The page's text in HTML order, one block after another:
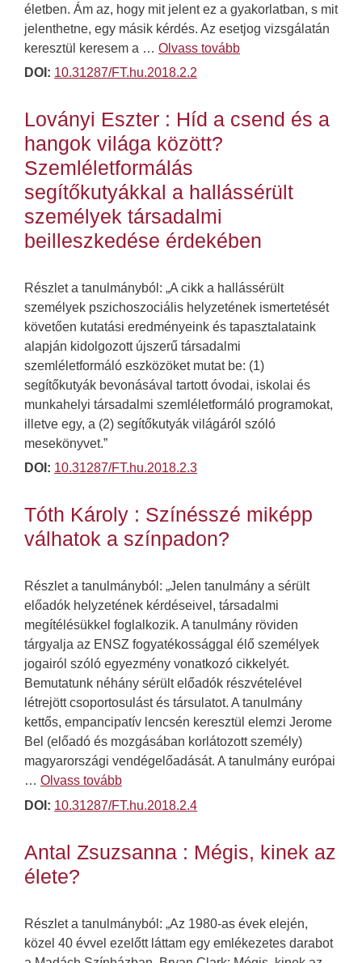
életben. Ám az, hogy mit jelent ez a gyakorlatban, s mit
jelenthetne, egy másik kérdés. Az esetjog vizsgálatán
keresztül keresem a … Olvass tovább
DOI: 10.31287/FT.hu.2018.2.2
Loványi Eszter : Híd a csend és a
hangok világa között?
Szemléletformálás
segítőkutyákkal a hallássérült
személyek társadalmi
beilleszkedése érdekében
Részlet a tanulmányból: „A cikk a hallássérült
személyek pszichoszociális helyzetének ismertetését
követően kutatási eredményeink és tapasztalataink
alapján kidolgozott újszerű társadalmi
szemléletformáló eszközöket mutat be: (1)
segítőkutyák bevonásával tartott óvodai, iskolai és
munkahelyi társadalmi szemléletformáló programokat,
illetve egy, a (2) segítőkutyák világáról szóló
mesekönyvet.”
DOI: 10.31287/FT.hu.2018.2.3
Tóth Károly : Színésszé miképp
válhatok a színpadon?
Részlet a tanulmányból: „Jelen tanulmány a sérült
előadók helyzetének kérdéseivel, társadalmi
megítélésükkel foglalkozik. A tanulmány röviden
tárgyalja az ENSZ fogyatékossággal élő személyek
jogairól szóló egyezmény vonatkozó cikkelyét.
Bemutatunk néhány sérült előadók részvételével
létrejött csoportosulást és társulatot. A tanulmány
kettős, empancipatív lencsén keresztül elemzi Jerome
Bel (előadó és mozgásában korlátozott személy)
magyarországi vendégelőadását. A tanulmány európai
… Olvass tovább
DOI: 10.31287/FT.hu.2018.2.4
Antal Zsuzsanna : Mégis, kinek az
élete?
Részlet a tanulmányból: „Az 1980-as évek elején,
közel 40 évvel ezelőtt láttam egy emlékezetes darabot